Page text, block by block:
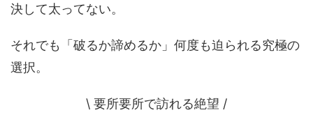
決して太ってない。
それでも「破るか諦めるか」何度も迫られる究極の
選択。
\ 要所要所で訪れる絶望 /